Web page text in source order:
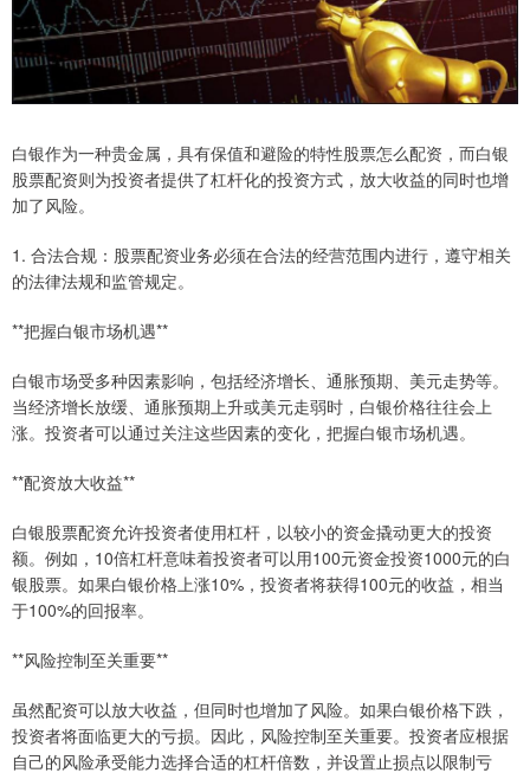
白银作为一种贵金属，具有保值和避险的特性股票怎么配资，而白银
股票配资则为投资者提供了杠杆化的投资方式，放大收益的同时也增
加了风险。
1. 合法合规：股票配资业务必须在合法的经营范围内进行，遵守相关
的法律法规和监管规定。
**把握白银市场机遇**
白银市场受多种因素影响，包括经济增长、通胀预期、美元走势等。
当经济增长放缓、通胀预期上升或美元走弱时，白银价格往往会上
涨。投资者可以通过关注这些因素的变化，把握白银市场机遇。
**配资放大收益**
白银股票配资允许投资者使用杠杆，以较小的资金撬动更大的投资
额。例如，10倍杠杆意味着投资者可以用100元资金投资1000元的白
银股票。如果白银价格上涨10%，投资者将获得100元的收益，相当
于100%的回报率。
**风险控制至关重要**
虽然配资可以放大收益，但同时也增加了风险。如果白银价格下跌，
投资者将面临更大的亏损。因此，风险控制至关重要。投资者应根据
自己的风险承受能力选择合适的杠杆倍数，并设置止损点以限制亏